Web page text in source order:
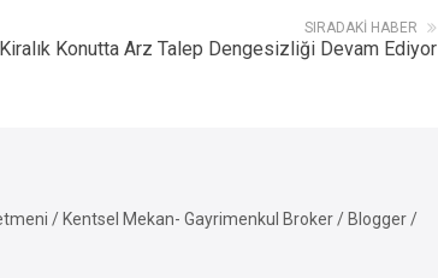
SIRADAKI HABER
Kiralık Konutta Arz Talep Dengesizliği Devam Ediyor
/ Kentsel Mekan- Gayrimenkul Broker / Blogger /